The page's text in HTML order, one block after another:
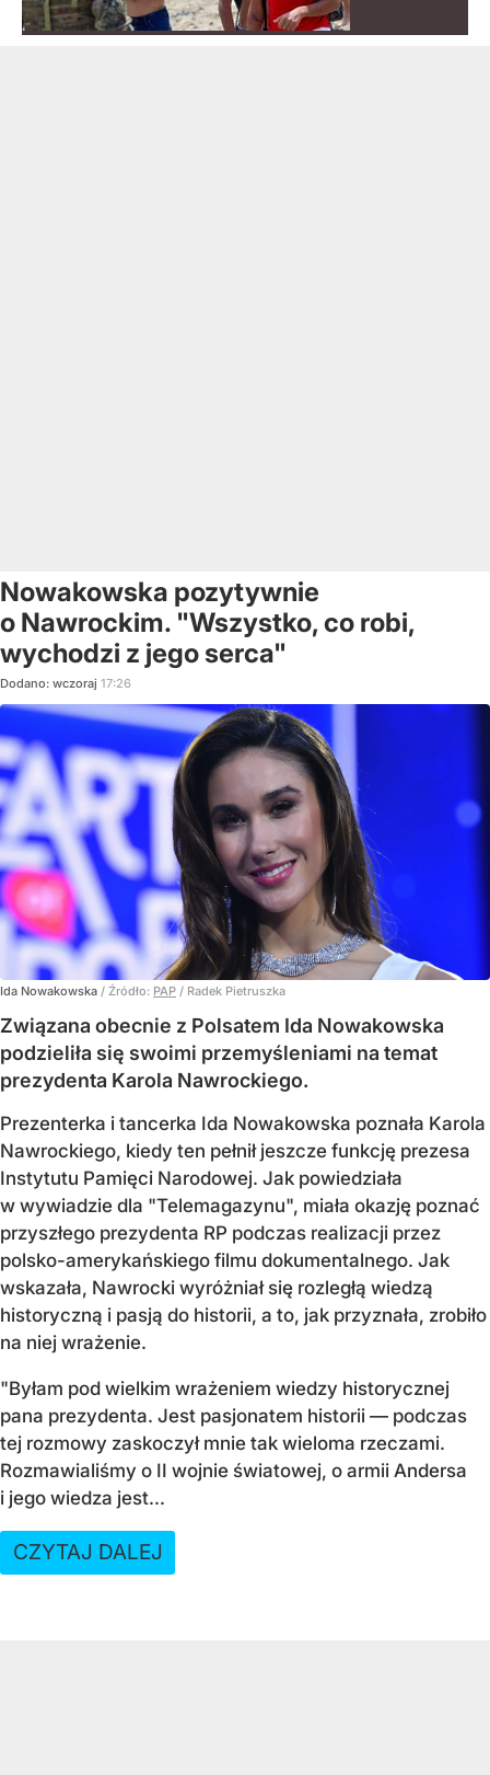
Nowakowska pozytywnie
o Nawrockim. "Wszystko, co robi,
wychodzi z jego serca"
Dodano: wczoraj 17:26
Ida Nowakowska / Źródło: PAP / Radek Pietruszka
Związana obecnie z Polsatem Ida Nowakowska
podzieliła się swoimi przemyśleniami na temat
prezydenta Karola Nawrockiego.
Prezenterka i tancerka Ida Nowakowska poznała Karola
Nawrockiego, kiedy ten pełnił jeszcze funkcję prezesa
Instytutu Pamięci Narodowej. Jak powiedziała
w wywiadzie dla "Telemagazynu", miała okazję poznać
przyszłego prezydenta RP podczas realizacji przez
polsko-amerykańskiego filmu dokumentalnego. Jak
wskazała, Nawrocki wyróżniał się rozległą wiedzą
historyczną i pasją do historii, a to, jak przyznała, zrobiło
na niej wrażenie.
"Byłam pod wielkim wrażeniem wiedzy historycznej
pana prezydenta. Jest pasjonatem historii — podczas
tej rozmowy zaskoczył mnie tak wieloma rzeczami.
Rozmawialiśmy o II wojnie światowej, o armii Andersa
i jego wiedza jest...
CZYTAJ DALEJ